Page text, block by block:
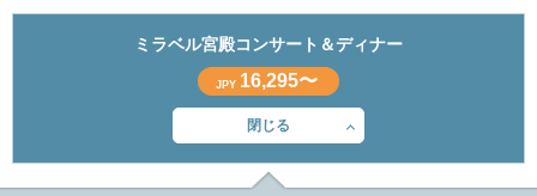
ミラベル宮殿コンサート＆ディナー
JPY 16,295〜
閉じる